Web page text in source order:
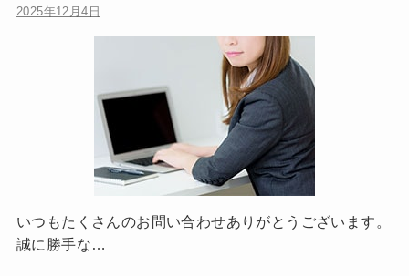
2025年12月4日
いつもたくさんのお問い合わせありがとうございます。
誠に勝手な…